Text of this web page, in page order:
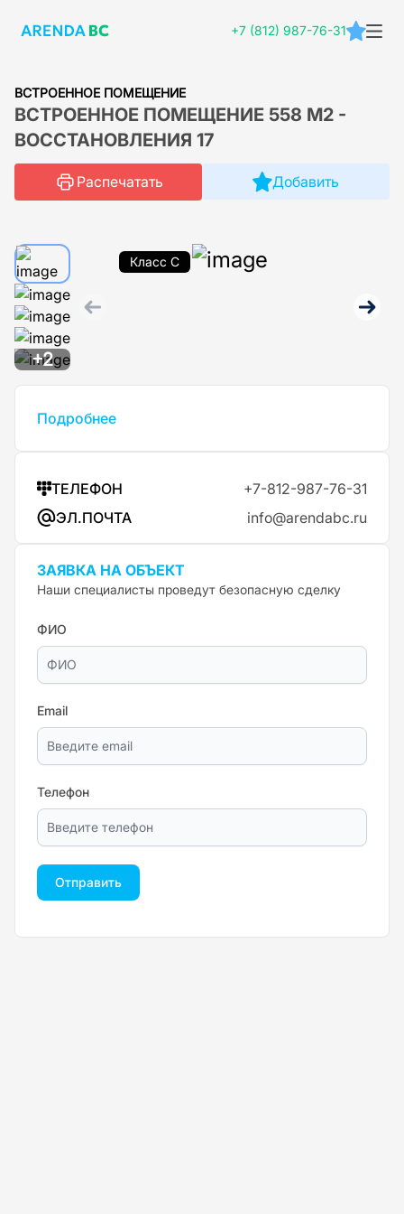
+7 (812) 987-76-31
ВСТРОЕННОЕ ПОМЕЩЕНИЕ
ВСТРОЕННОЕ ПОМЕЩЕНИЕ 558 М2 -
ВОССТАНОВЛЕНИЯ 17
Распечатать Добавить
Класс C
+2
Подробнее
ТЕЛЕФОН
+7-812-987-76-31
ЭЛ.ПОЧТА
info@arendabc.ru
ЗАЯВКА НА ОБЪЕКТ
Наши специалисты проведут безопасную сделку
ФИО
Email
Телефон
Отправить